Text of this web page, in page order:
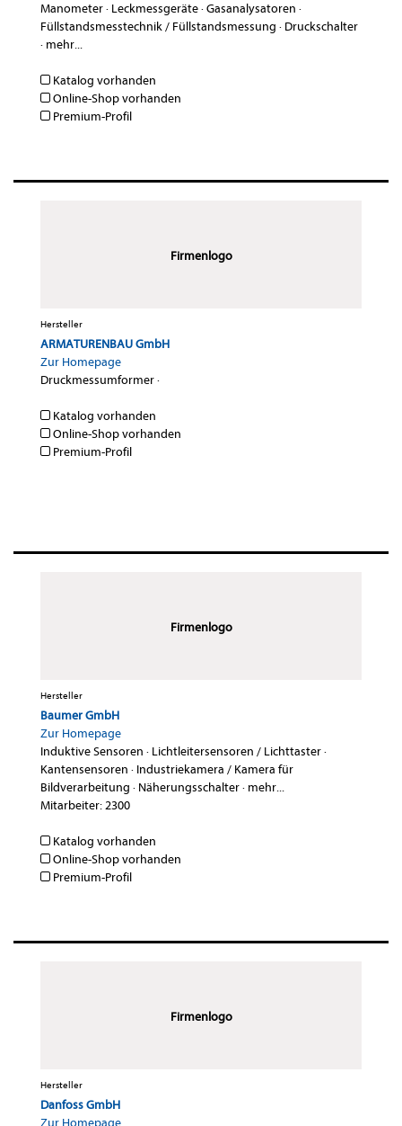
Manometer· Leckmessgeräte·Gasanalysatoren ·
Füllstandsmesstechnik / Füllstandsmessung · Druckschalter
· mehr...
Katalog vorhanden
Online-Shop vorhanden
Premium-Profil
Firmenlogo
Hersteller
ARMATURENBAU GmbH
Zur Homepage
Druckmessumformer·
Katalog vorhanden
Online-Shop vorhanden
Premium-Profil
Firmenlogo
Hersteller
Baumer GmbH
Zur Homepage
Induktive Sensoren · Lichtleitersensoren / Lichttaster·
Kantensensoren · Industriekamera / Kamera für
Bildverarbeitung · Näherungsschalter· mehr...
Mitarbeiter: 2300
Katalog vorhanden
Online-Shop vorhanden
Premium-Profil
Firmenlogo
Hersteller
Danfoss GmbH